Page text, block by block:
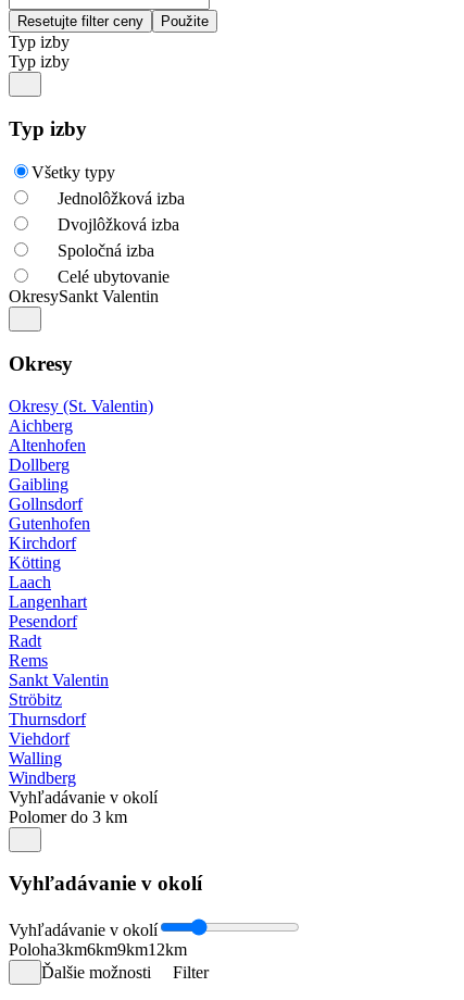
Typ izby
Typ izby
Typ izby
Všetky typy
Jednolôžková izba
Dvojlôžková izba
Spoločná izba
Celé ubytovanie
OkresySankt Valentin
Okresy
Okresy (St. Valentin)
Aichberg
Altenhofen
Dollberg
Gaibling
Gollnsdorf
Gutenhofen
Kirchdorf
Kötting
Laach
Langenhart
Pesendorf
Radt
Rems
Sankt Valentin
Ströbitz
Thurnsdorf
Viehdorf
Walling
Windberg
Vyhľadávanie v okolí
Polomer do 3 km
Vyhľadávanie v okolí
Vyhľadávanie v okolí
Poloha3km6km9km12km
Ďalšie možnosti
Filter